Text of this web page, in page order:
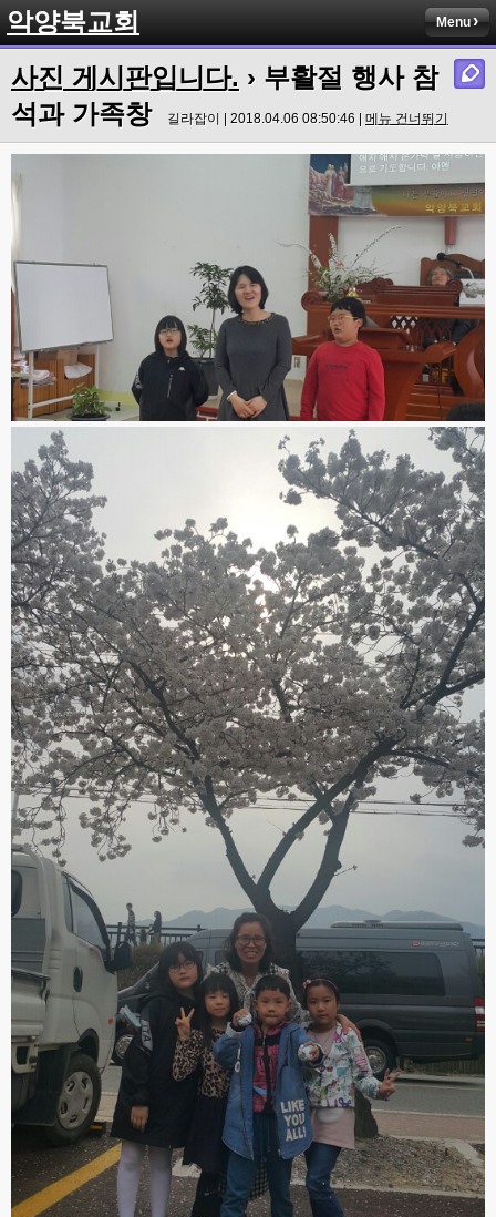
악양북교회 Menu
사진 게시판입니다. › 부활절 행사 참
석과 가족창
길라잡이 | 2018.04.06 08:50:46 | 메뉴 건너뛰기